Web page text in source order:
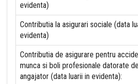
evidenta)
Contributia la asigurari sociale (data
evidenta)
Contributia de asigurare pentru
munca si boli profesionale datorate de
angajator (data luarii in evidenta):